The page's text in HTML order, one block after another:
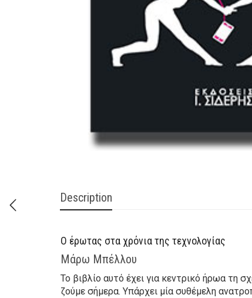
Description
Ο έρωτας στα χρόνια της τεχνολογίας
Μάρω Μπέλλου
Το βιβλίο αυτό έχει για κεντρικό ήρωα τη
ζούμε σήμερα. Υπάρχει μία συθέμελη